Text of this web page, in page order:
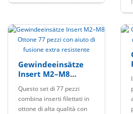
Gewindeeinsätze
Insert M2–M8
aiuto di fusione
extra resistente
Questo set di 77 pezzi
combina inserti filettati in
ottone di alta qualità con